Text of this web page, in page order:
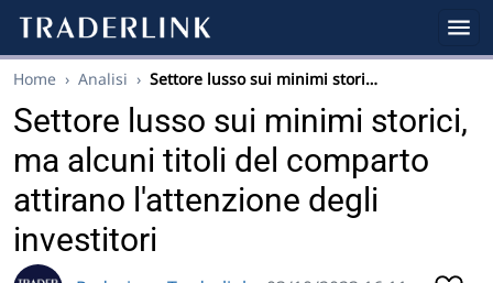
Home › Analisi › Settore lusso sui minimi stori…
Settore lusso sui minimi storici,
ma alcuni titoli del comparto
attirano l'attenzione degli
investitori